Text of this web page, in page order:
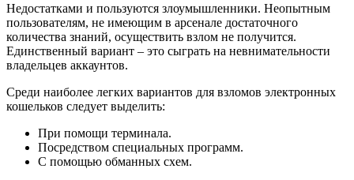
Недостатками и пользуются злоумышленники. Неопытным
пользователям, не имеющим в арсенале достаточного
количества знаний, осуществить взлом не получится.
Единственный вариант – это сыграть на невнимательности
владельцев аккаунтов.
Среди наиболее легких вариантов для взломов электронных
кошельков следует выделить:
При помощи терминала.
Посредством специальных программ.
С помощью обманных схем.